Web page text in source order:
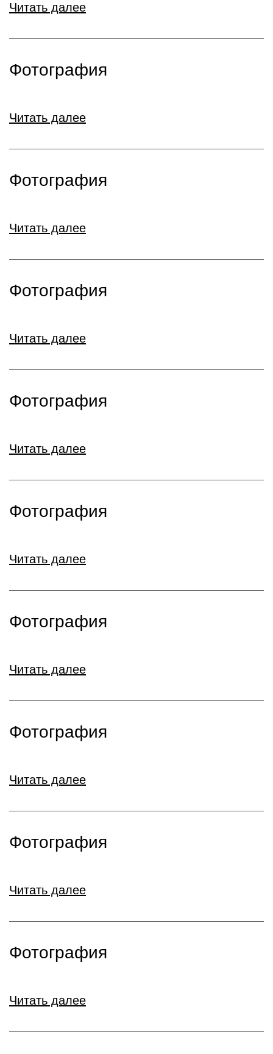
Читать далее
Фотография
Читать далее
Фотография
Читать далее
Фотография
Читать далее
Фотография
Читать далее
Фотография
Читать далее
Фотография
Читать далее
Фотография
Читать далее
Фотография
Читать далее
Фотография
Читать далее